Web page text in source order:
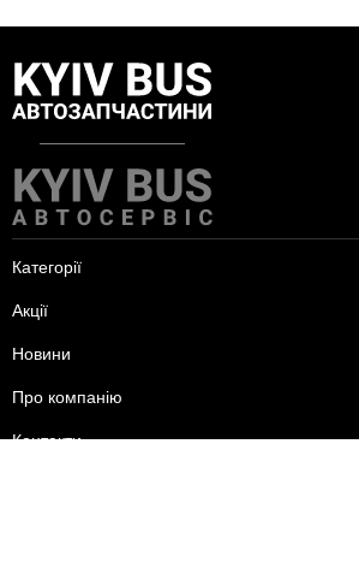
Категорії
Акції
Новини
Про компанію
Контакти